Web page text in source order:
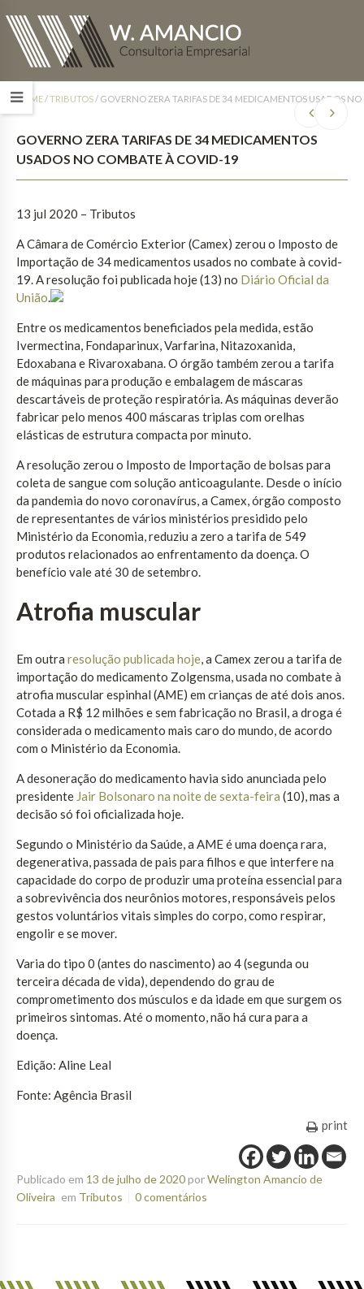
HOME/TRIBUTOS/ GOVERNO ZERA TARIFAS DE 34 MEDICAMENTOS USADOS
GOVERNO ZERA TARIFAS DE 34 MEDICAMENTOS
USADOS NO COMBATE À COVID-19
13 jul 2020 – Tributos
A Câmara de Comércio Exterior (Camex) zerou o Imposto de
Importação de 34 medicamentos usados no combate à covid-
19. A resolução foi publicada hoje (13) no Diário Oficial da
União.
Entre os medicamentos beneficiados pela medida, estão
Ivermectina, Fondaparinux, Varfarina, Nitazoxanida,
Edoxabana e Rivaroxabana. O órgão também zerou a tarifa
de máquinas para produção e embalagem de máscaras
descartáveis de proteção respiratória. As máquinas deverão
fabricar pelo menos 400 máscaras triplas com orelhas
elásticas de estrutura compacta por minuto.
A resolução zerou o Imposto de Importação de bolsas para
coleta de sangue com solução anticoagulante. Desde o início
da pandemia do novo coronavírus, a Camex, órgão composto
de representantes de vários ministérios presidido pelo
Ministério da Economia, reduziu a zero a tarifa de 549
produtos relacionados ao enfrentamento da doença. O
benefício vale até 30 de setembro.
Atrofia muscular
Em outra resolução publicada hoje, a Camex zerou a tarifa de
importação do medicamento Zolgensma, usada no combate à
atrofia muscular espinhal (AME) em crianças de até dois anos.
Cotada a R$ 12 milhões e sem fabricação no Brasil, a droga é
considerada o medicamento mais caro do mundo, de acordo
com o Ministério da Economia.
A desoneração do medicamento havia sido anunciada pelo
presidente Jair Bolsonaro na noite de sexta-feira (10), mas a
decisão só foi oficializada hoje.
Segundo o Ministério da Saúde, a AME é uma doença rara,
degenerativa, passada de pais para filhos e que interfere na
capacidade do corpo de produzir uma proteína essencial para
a sobrevivência dos neurônios motores, responsáveis pelos
gestos voluntários vitais simples do corpo, como respirar,
engolir e se mover.
Varia do tipo 0 (antes do nascimento) ao 4 (segunda ou
terceira década de vida), dependendo do grau de
comprometimento dos músculos e da idade em que surgem os
primeiros sintomas. Até o momento, não há cura para a
doença.
Edição: Aline Leal
Fonte: Agência Brasil
print
Publicado em 13 de julho de 2020porWelington Amancio de
Oliveira em Tributos 0 comentários